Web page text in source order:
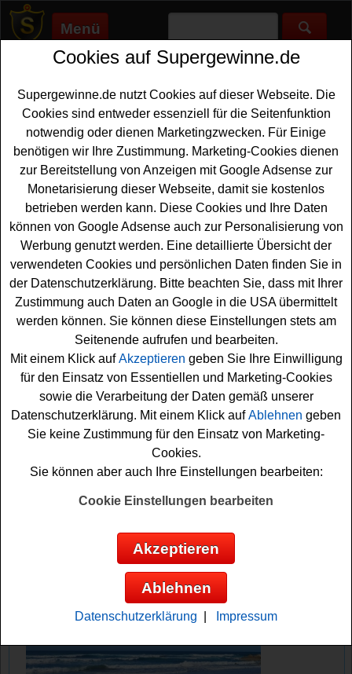
Menü
Supergewinne.de>Gewinnspiele>Fanartikel Gewinnspiele
Anzeige:
Anzeige:
Liqui Moly Gewinnspiel - Trikot
gewinnen
Mit diesem kostenlosen Liqui Moly Gewinnspiel kann der
Fußball-Sommer 2026 kommen. Liqui Moly verlost
insgesamt 3500 coole Fan-Trikots - und mit etwas Glück
können Sie ein solches Trikot gewinnen. Falls Sie an
dem Liqui Moly Gewinnspiel teilnehmen möchten,
müssen Sie den kostenlosen Newsletter abonnieren.
Dafür müssen Sie kurz das Formular ausfüllen und
schon sind Sie gratis mit dabei. Viel Glück!
Liqui Moly verlost 3500x ein Liqui Moly
Fan Trikot
Cookies auf Supergewinne.de
Supergewinne.de nutzt Cookies auf dieser Webseite. Die
Cookies sind entweder essenziell für die Seitenfunktion
notwendig oder dienen Marketingzwecken. Für Einige
benötigen wir Ihre Zustimmung. Marketing-Cookies dienen
zur Bereitstellung von Anzeigen mit Google Adsense zur
Monetarisierung dieser Webseite, damit sie kostenlos
betrieben werden kann. Diese Cookies und Ihre Daten
können von Google Adsense auch zur Personalisierung von
Werbung genutzt werden. Eine detaillierte Übersicht der
verwendeten Cookies und persönlichen Daten finden Sie in
der Datenschutzerklärung. Bitte beachten Sie, dass mit Ihrer
Zustimmung auch Daten an Google in die USA übermittelt
werden können. Sie können diese Einstellungen stets am
Seitenende aufrufen und bearbeiten.
Mit einem Klick aufAkzeptieren geben Sie Ihre Einwilligung
für den Einsatz von Essentiellen und Marketing-Cookies
sowie die Verarbeitung der Daten gemäß unserer
Datenschutzerklärung. Mit einem Klick aufAblehnen geben
Sie keine Zustimmung für den Einsatz von Marketing-
Cookies.
Sie können aber auch Ihre Einstellungen bearbeiten:
Cookie Einstellungen bearbeiten
Akzeptieren
Ablehnen
Datenschutzerklärung Impressum